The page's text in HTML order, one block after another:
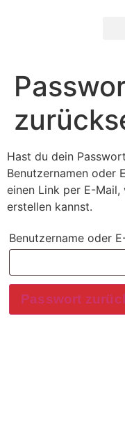
Hast du dein
Benutzernamen oder
einen Link per E-
erstellen kannst.
Benutzername oder
Passwort